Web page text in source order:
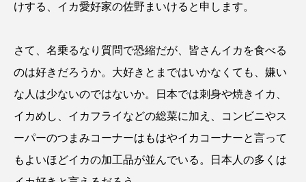
けする、イカ愛好家の佐野まいけると申します。
さて、名乗るなり質問で恐縮だが、皆さんイカを食べる
のは好きだろうか。大好きとまではいかなくても、嫌い
な人は少ないのではないか。日本では刺身や焼きイカ、
イカめし、イカフライなどの総菜に加え、コンビニやス
ーパーのつまみコーナーはもはやイカコーナーと言って
もよいほどイカの加工品が並んでいる。日本人の多くは